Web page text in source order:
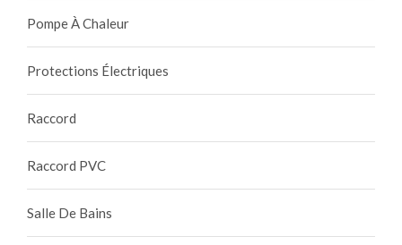
Pompe À Chaleur
Protections Électriques
Raccord
Raccord PVC
Salle De Bains